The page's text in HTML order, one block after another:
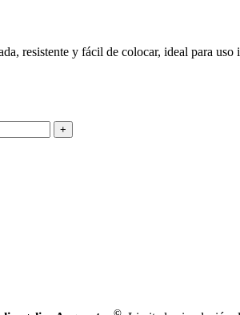
resistente y fácil de colocar, ideal para